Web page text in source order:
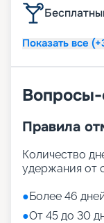
Показать все
Правила
Количество
удержания от
●Более 46
●От 45 до 30